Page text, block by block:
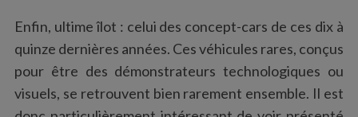
Enfin, ultime îlot : celui des concept-cars de ces dix à
quinze dernières années. Ces véhicules rares, conçus
pour être des démonstrateurs technologiques ou
visuels, se retrouvent bien rarement ensemble. Il est